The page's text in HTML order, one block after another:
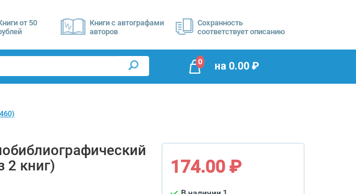
от 50
Книги с автографами
авторов
Сохранность
соответствует описанию
0 на 0.00₽
174.00 ₽
2 книг)